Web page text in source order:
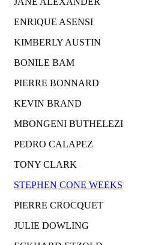
ENRIQUE ASENSI
KIMBERLY AUSTIN
BONILE BAM
PIERRE BONNARD
KEVIN BRAND
MBONGENI BUTHELEZI
PEDRO CALAPEZ
TONY CLARK
STEPHEN CONE WEEKS
PIERRE CROCQUET
JULIE DOWLING